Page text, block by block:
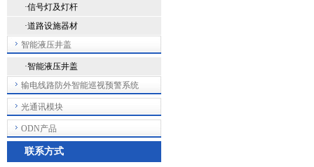
·信号灯及灯杆
·道路设施器材
智能液压井盖
·智能液压井盖
输电线路防外智能巡视预警系统
光通讯模块
ODN产品
联系方式